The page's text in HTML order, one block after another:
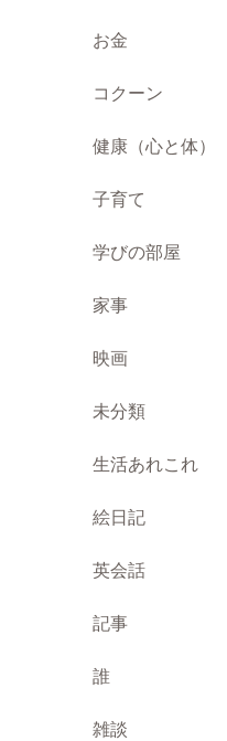
お金
コクーン
健康（心と体）
子育て
学びの部屋
家事
映画
未分類
生活あれこれ
絵日記
英会話
記事
誰
雑談